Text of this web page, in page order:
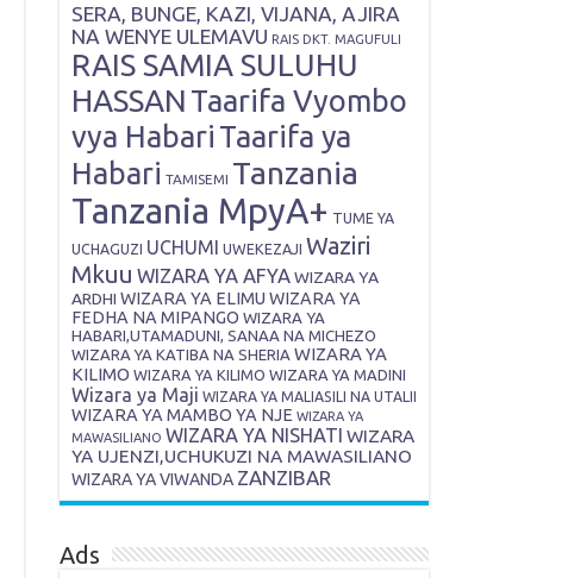
SERA, BUNGE, KAZI, VIJANA, AJIRA
NA WENYE ULEMAVU RAIS DKT. MAGUFULI
RAIS SAMIA SULUHU
HASSAN Taarifa Vyombo
vya Habari Taarifa ya
Habari TAMISEMI Tanzania
Tanzania MpyA+ TUME YA
UCHAGUZI UCHUMI UWEKEZAJI Waziri
Mkuu WIZARA YA AFYAWIZARA YA
ARDHI WIZARA YA ELIMU WIZARA YA
FEDHA NA MIPANGO WIZARA YA
HABARI,UTAMADUNI, SANAA NA MICHEZO
WIZARA YA KATIBA NA SHERIA WIZARA YA
KILIMO WIZARA YA KILIMO WIZARA YA MADINI
Wizara ya Maji WIZARA YA MALIASILI NA UTALII
WIZARA YA MAMBO YA NJE WIZARA YA
MAWASILIANO WIZARA YA NISHATI WIZARA
YA UJENZI,UCHUKUZI NA MAWASILIANO
WIZARA YA VIWANDA ZANZIBAR
Ads